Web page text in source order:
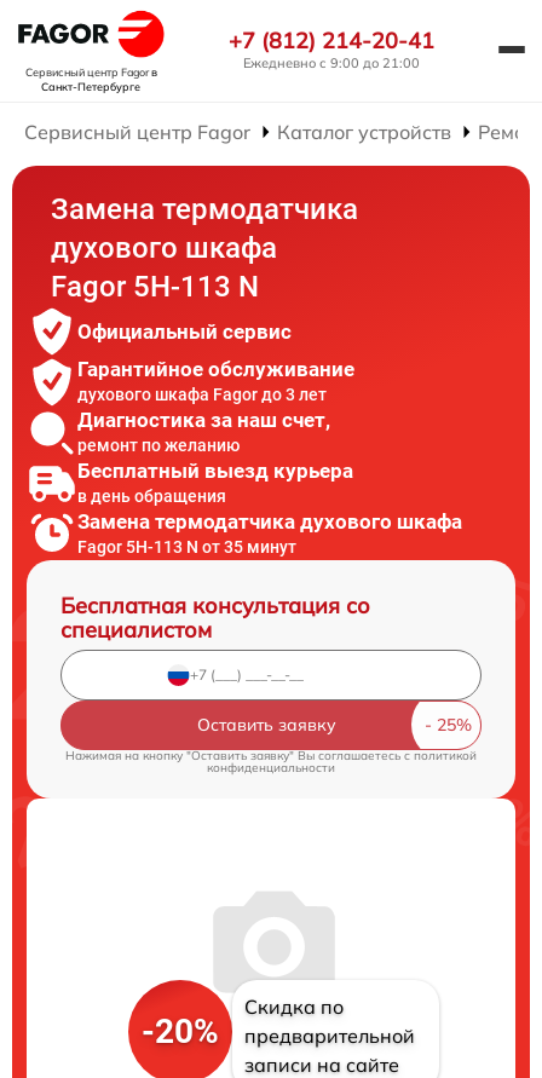
Сервисный центр Fagorв
Санкт-Петербурге
+7 (812) 214-20-41
Ежедневно с 9:00 до 21:00
Сервисный центр Fagor Каталог устройств
Замена термодатчика
духового шкафа
Fagor 5H-113 N
Официальный сервис
Гарантийное обслуживание
духового шкафа Fagor до 3 лет
Диагностика за наш счет,
ремонт по желанию
Бесплатный выезд курьера
в день обращения
Замена термодатчика духового шкафа
Fagor 5H-113 N от 35 минут
Бесплатная консультация со
специалистом
Оставить заявку
Нажимая на кнопку "Оставить заявку" Вы соглашаетесь cполитикой
конфиденциальности
-20%
Скидка по
предварительной
записи на сайте